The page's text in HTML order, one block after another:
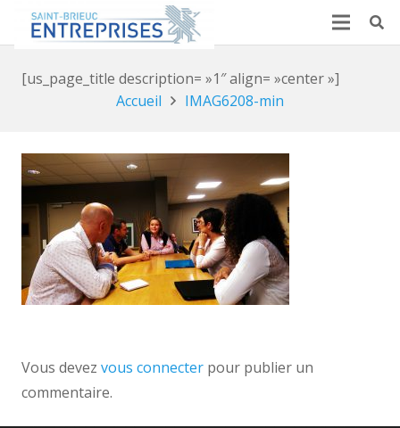
[us_page_title description= »1″ align= »center »]
Accueil
IMAG6208-min
Vous devez vous connecter pour publier un
commentaire.